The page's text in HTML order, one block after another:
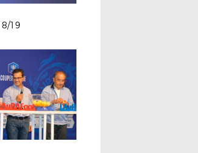
19